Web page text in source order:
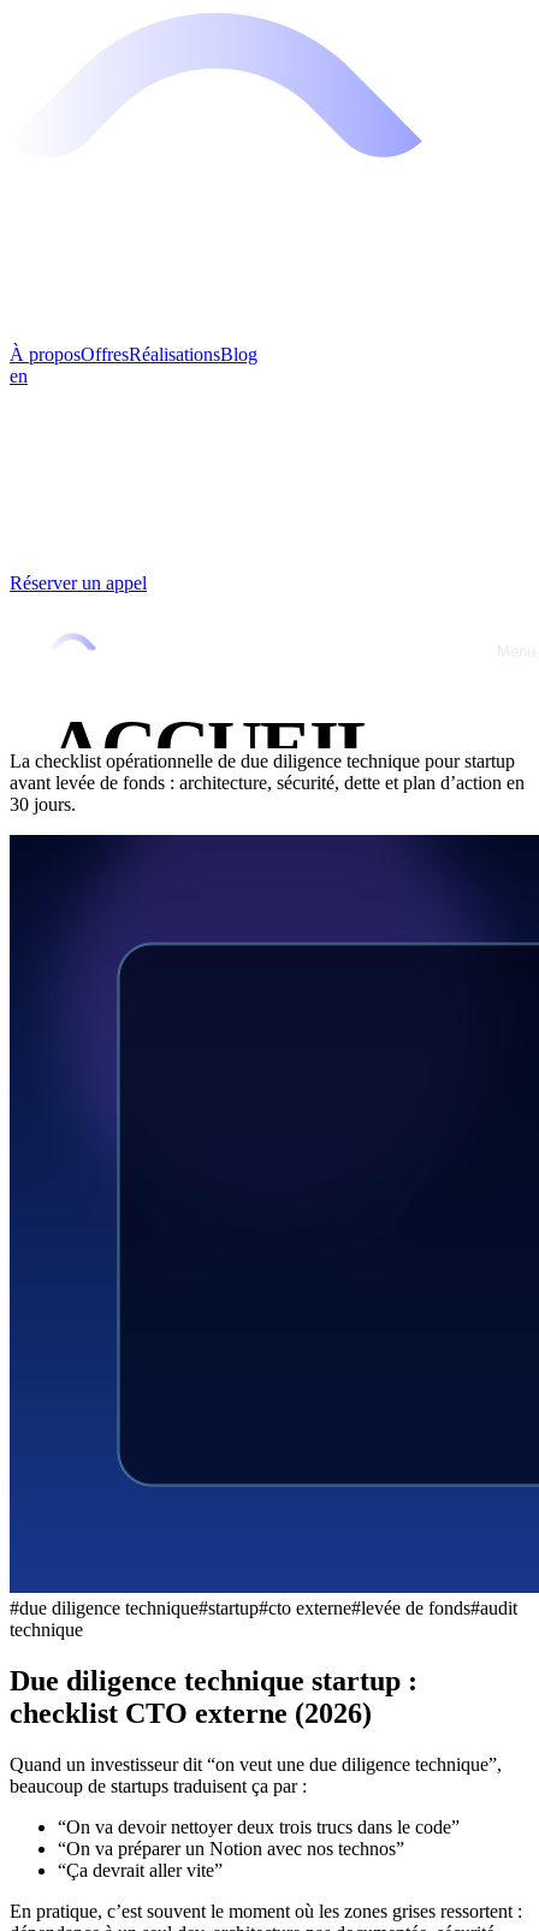
À proposOffresRéalisationsBlog
en
Réserver un appel
ACCUEIL
À PROPOS
La checklist opérationnelle de due diligence technique pour startup
avant levée de fonds : architecture, sécurité, dette et plan d’action en
30 jours.
#due diligence technique#startup#cto externe#levée de fonds#audit
technique
Due diligence technique startup :
checklist CTO externe (2026)
Quand un investisseur dit “on veut une due diligence technique”,
beaucoup de startups traduisent ça par :
“On va devoir nettoyer deux trois trucs dans le code”
“On va préparer un Notion avec nos technos”
“Ça devrait aller vite”
En pratique, c’est souvent le moment où les zones grises ressortent :